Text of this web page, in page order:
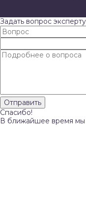
Задать вопрос эксперту
Спасибо!
В ближайшее время